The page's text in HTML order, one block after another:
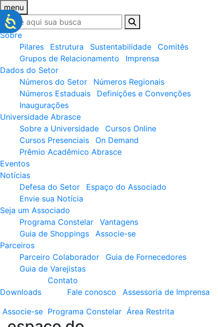
menu
Sobre
Pilares
Estrutura Sustentabilidade
Comitês
Grupos de Relacionamento
Imprensa
Dados do Setor
Números do Setor
Números Regionais
Números Estaduais
Definições e Convenções
Inaugurações
Universidade Abrasce
Sobre a Universidade
Cursos Online
Cursos Presenciais
On Demand
Prêmio Acadêmico Abrasce
Eventos
Notícias
Defesa do Setor
Espaço do Associado
Envie sua Notícia
Seja um Associado
Programa Constelar
Vantagens
Guia de Shoppings
Associe-se
Parceiros
Parceiro Colaborador
Guia de Fornecedores
Guia de Varejistas
Downloads
Contato
Fale conosco
Assessoria de Imprensa
Associe-se Programa Constelar Área Restrita